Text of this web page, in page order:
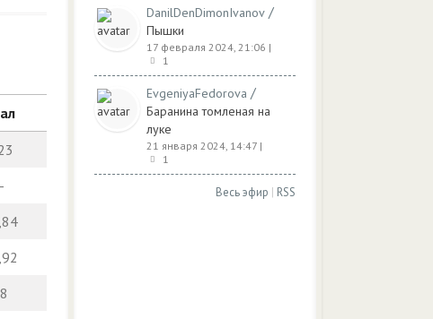
DanilDenDimonIvanov /
Пышки
17 февраля 2024, 21:06 |
1
EvgeniyaFedorova /
Баранина томленая на
луке
21 января 2024, 14:47 |
1
Весь эфир | RSS